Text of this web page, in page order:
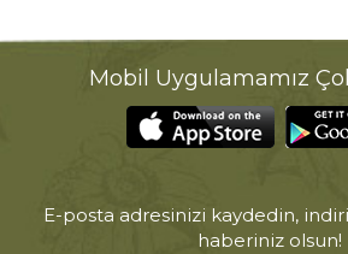
Mobil Uygulamamız
E-posta adresinizi kaydedin,
haberiniz olsun!